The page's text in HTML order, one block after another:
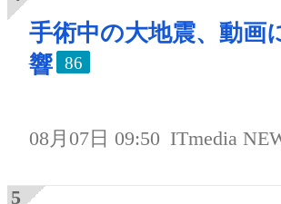
手術中の大地震、動画
響
86
08月07日 09:50 ITmedia